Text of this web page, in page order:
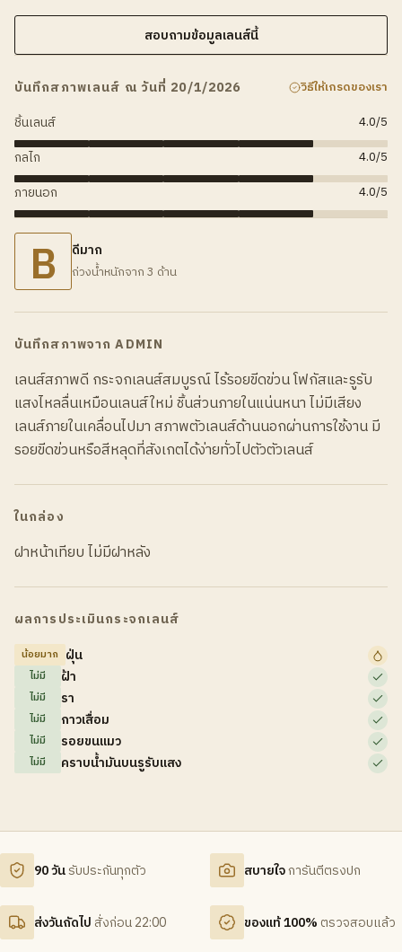
สอบถามข้อมูลเลนส์นี้
บันทึกสภาพเลนส์ ณ วันที่ 20/1/2026 วิธีให้เกรดของเรา
ชิ้นเลนส์ 4.0/5
กลไก 4.0/5
ภายนอก 4.0/5
B ดีมาก
ถ่วงน้ำหนักจาก 3 ด้าน
บันทึกสภาพจาก ADMIN
เลนส์สภาพดี กระจกเลนส์สมบูรณ์ ไร้รอยขีดข่วน โฟกัสและรูรับ
แสงไหลลื่นเหมือนเลนส์ใหม่ ชิ้นส่วนภายในแน่นหนา ไม่มีเสียง
เลนส์ภายในเคลื่อนไปมา สภาพตัวเลนส์ด้านนอกผ่านการใช้งาน มี
รอยขีดข่วนหรือสีหลุดที่สังเกตได้ง่ายทั่วไปตัวตัวเลนส์
ในกล่อง
ฝาหน้าเทียบ ไม่มีฝาหลัง
ผลการประเมินกระจกเลนส์
น้อยมาก ฝุ่น
ไม่มี ฝ้า
ไม่มี รา
ไม่มี กาวเสื่อม
ไม่มี รอยขนแมว
ไม่มี คราบน้ำมันบนรูรับแสง
90 วันรับประกันทุกตัว สบายใจการันตีตรงปก
ส่งวันถัดไป สั่งก่อน 22:00 ของแท้ 100% ตรวจสอบแล้ว